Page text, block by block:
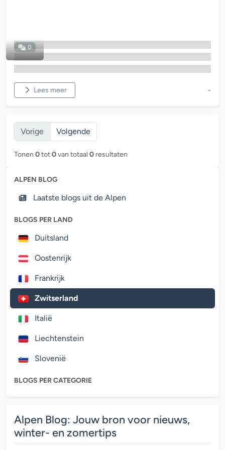
0
Lees meer -
Vorige Volgende
Tonen 0tot0van totaal 0 resultaten
ALPEN BLOG
Laatste blogs uit de Alpen
BLOGS PER LAND
Duitsland
Oostenrijk
Frankrijk
Zwitserland
Italië
Liechtenstein
Slovenië
BLOGS PER CATEGORIE
Alpen Blog: Jouw bron voor nieuws,
winter- en zomertips